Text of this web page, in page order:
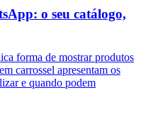
o seu catálogo,
forma de mostrar produtos
carrossel apresentam os
e quando podem